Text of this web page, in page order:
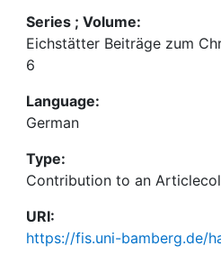
Series ; Volume:
Eichstätter Beiträge zum
6
Language:
German
Type:
Contribution to an
URI:
https://fis.uni-bamberg.de/